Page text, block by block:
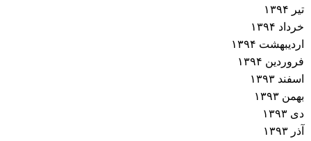
تیر ۱۳۹۴
خرداد ۱۳۹۴
اردیبهشت ۱۳۹۴
فروردین ۱۳۹۴
اسفند ۱۳۹۳
بهمن ۱۳۹۳
دی ۱۳۹۳
آذر ۱۳۹۳